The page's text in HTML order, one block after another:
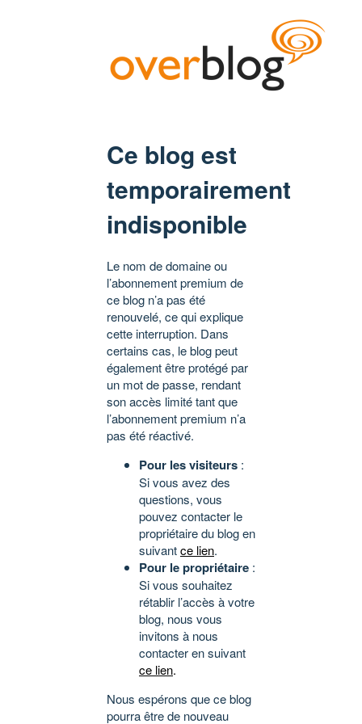
Ce blog est
temporairement
indisponible
Le nom de domaine ou
l’abonnement premium de
ce blog n’a pas été
renouvelé, ce qui explique
cette interruption. Dans
certains cas, le blog peut
également être protégé par
un mot de passe, rendant
son accès limité tant que
l’abonnement premium n’a
pas été réactivé.
Pour les visiteurs :
Si vous avez des
questions, vous
pouvez contacter le
propriétaire du blog en
suivantce lien.
Pour le propriétaire :
Si vous souhaitez
rétablir l’accès à votre
blog, nous vous
invitons à nous
contacter en suivant
ce lien.
Nous espérons que ce blog
pourra être de nouveau